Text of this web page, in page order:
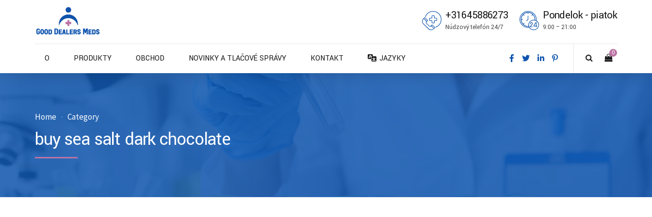
+31645886273
Núdzový telefón 24/7
Pondelok - piatok
9:00 – 21:00
0
O PRODUKTY OBCHOD NOVINKY A TLAČOVÉ SPRÁVY KONTAKT
JAZYKY
Home Category
buy sea salt dark chocolate